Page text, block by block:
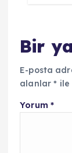
Bir
E-posta
alanlar*
Yorum *